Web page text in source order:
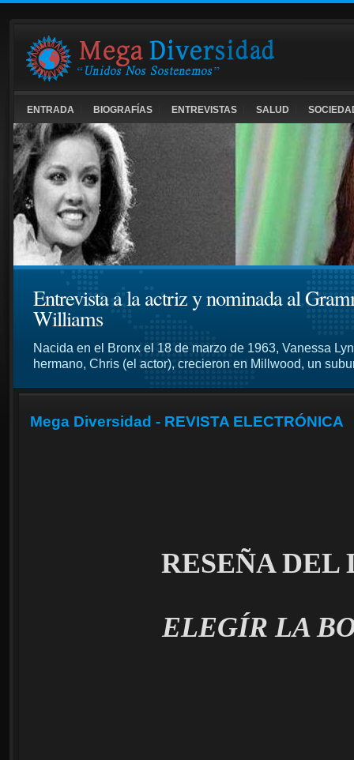
ENTRADA BIOGRAFÍAS ENTREVISTAS SALUD
Entrevista a la actriz y nominada al
Williams
Nacida en el Bronx el 18 de marzo de 1963, Vanessa
hermano, Chris (el actor), crecieron en Millwood, un
Mega Diversidad - REVISTA ELECTRÓNICA
RESEÑA
ELEGÍR LA